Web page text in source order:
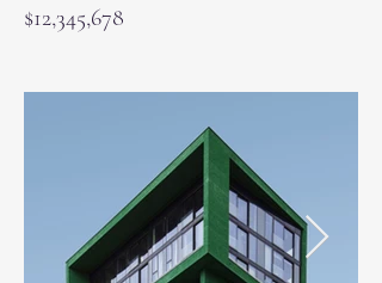
$12,345,678